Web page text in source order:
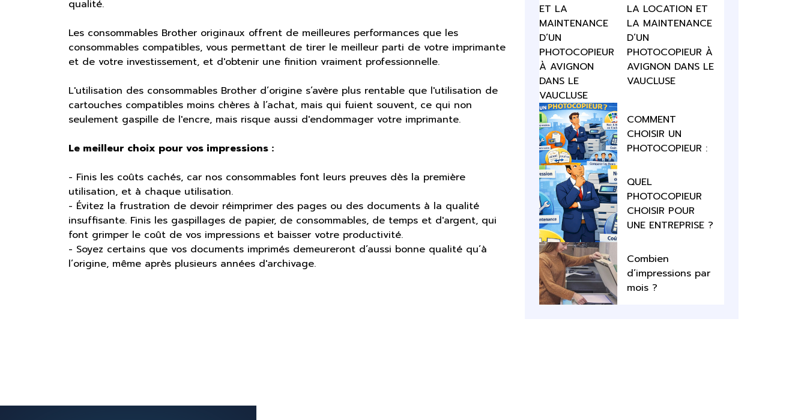
qualité.
Les consommables Brother originaux offrent de meilleures performances que les
consommables compatibles, vous permettant de tirer le meilleur parti de votre imprimante
et de votre investissement, et d'obtenir une finition vraiment professionnelle.
L'utilisation des consommables Brother d’origine s’avère plus rentable que l'utilisation de
cartouches compatibles moins chères à l’achat, mais qui fuient souvent, ce qui non
seulement gaspille de l'encre, mais risque aussi d'endommager votre imprimante.
Le meilleur choix pour vos impressions :
- Finis les coûts cachés, car nos consommables font leurs preuves dès la première
utilisation, et à chaque utilisation.
- Évitez la frustration de devoir réimprimer des pages ou des documents à la qualité
insuffisante. Finis les gaspillages de papier, de consommables, de temps et d'argent, qui
font grimper le coût de vos impressions et baisser votre productivité.
- Soyez certains que vos documents imprimés demeureront d’aussi bonne qualité qu’à
l’origine, même après plusieurs années d'archivage.
LA LOCATION ET
LA MAINTENANCE
D’UN
PHOTOCOPIEUR À
AVIGNON DANS LE
VAUCLUSE
COMMENT
CHOISIR UN
PHOTOCOPIEUR :
QUEL
PHOTOCOPIEUR
CHOISIR POUR
UNE ENTREPRISE ?
Combien
d’impressions par
mois ?